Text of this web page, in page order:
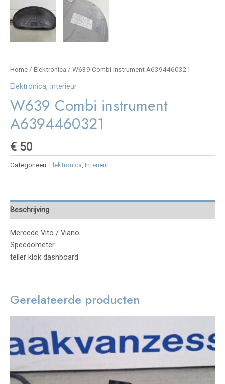
Home / Elektronica / W639 Combi instrument A6394460321
Elektronica, Interieur
W639 Combi instrument
A6394460321
€ 50
Categorieën: Elektronica Interieur
Beschrijving
Mercede Vito / Viano
Speedometer
teller klok dashboard
Gerelateerde producten